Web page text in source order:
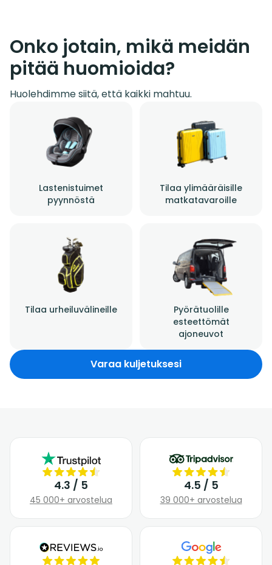
Onko jotain, mikä meidän
pitää huomioida?
Huolehdimme siitä, että kaikki mahtuu.
Lastenistuimet
pyynnöstä
Tilaa ylimääräisille
matkatavaroille
Tilaa urheiluvälineille
Pyörätuolille
esteettömät
ajoneuvot
Varaa kuljetuksesi
4.3 / 5
45 000+ arvostelua
4.5 / 5
39 000+ arvostelua